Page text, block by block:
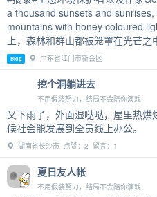
a thousand sunsets and
mountains with honey coloured
上，森林和群山都被笼罩在光芒
Blog 广东省江门市新会区
挖个洞躺进去
不用假装努力，结局不会陪你演戏
又下雨了，外面湿哒哒，屋里热
候社会能发展到全员线上办公。
湖南省长沙市 点赞：2 留言：1
夏日友人帐
不用假装努力，结局不会陪你演戏